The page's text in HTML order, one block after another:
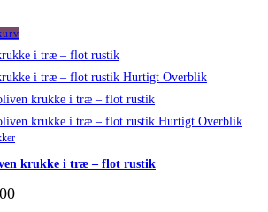
Hurtigt Overblik
Hurtigt Overblik
krukke i træ – flot rustik